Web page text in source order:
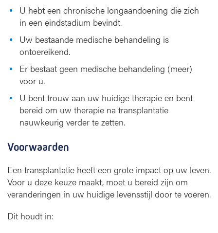
a
n
v
r
w
a
n
U hebt een chronische longaandoening die zich
in een eindstadium bevindt.
Uw bestaande medische behandeling is
ontoereikend.
Er bestaat geen medische behandeling (meer)
voor u.
U bent trouw aan uw huidige therapie en bent
bereid om uw therapie na transplantatie
nauwkeurig verder te zetten.
Voorwaarden
Een transplantatie heeft een grote impact op uw leven.
Voor u deze keuze maakt, moet u bereid zijn om
veranderingen in uw huidige levensstijl door te voeren.
Dit houdt in: